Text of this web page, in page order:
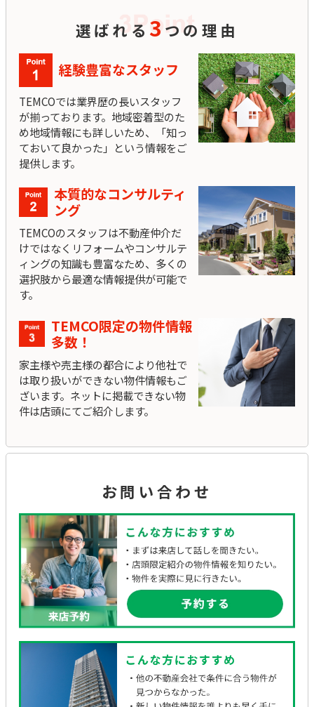
選ばれる 3 つの理由
経験豊富なスタッフ
TEMCOでは業界歴の長いスタッフ
が揃っております。地域密着型のた
め地域情報にも詳しいため、「知っ
ておいて良かった」という情報をご
提供します。
本質的なコンサルティ
ング
TEMCOのスタッフは不動産仲介だ
けではなくリフォームやコンサルテ
ィングの知識も豊富なため、多くの
選択肢から最適な情報提供が可能で
す。
TEMCO限定の物件情報
多数！
家主様や売主様の都合により他社で
は取り扱いができない物件情報もご
ざいます。ネットに掲載できない物
件は店頭にてご紹介します。
お問い合わせ